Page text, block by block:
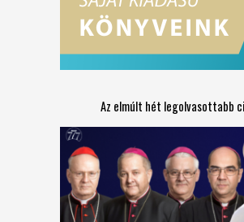
Az elmúlt hét legolvasottabb